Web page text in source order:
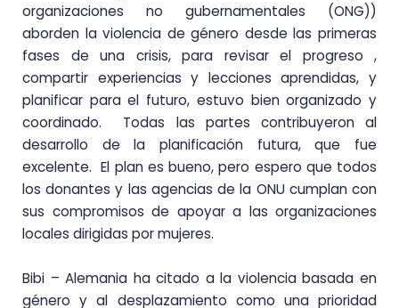
organizaciones no gubernamentales (ONG))
aborden la violencia de género desde las primeras
fases de una crisis, para revisar el progreso ,
compartir experiencias y lecciones aprendidas, y
planificar para el futuro, estuvo bien organizado y
coordinado. Todas las partes contribuyeron al
desarrollo de la planificación futura, que fue
excelente. El plan es bueno, pero espero que todos
los donantes y las agencias de la ONU cumplan con
sus compromisos de apoyar a las organizaciones
locales dirigidas por mujeres.
Bibi – Alemania ha citado a la violencia basada en
género y al desplazamiento como una prioridad